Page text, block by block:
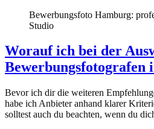
Bewerbungsfoto Hamburg:
Studio
Worauf ich bei der
Bewerbungsfotografen
Bevor ich dir die weiteren
habe ich Anbieter anhand klarer
solltest auch du beachten, wenn du